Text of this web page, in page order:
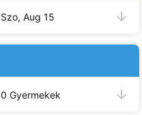
Szo, Aug 15
0 Gyermekek